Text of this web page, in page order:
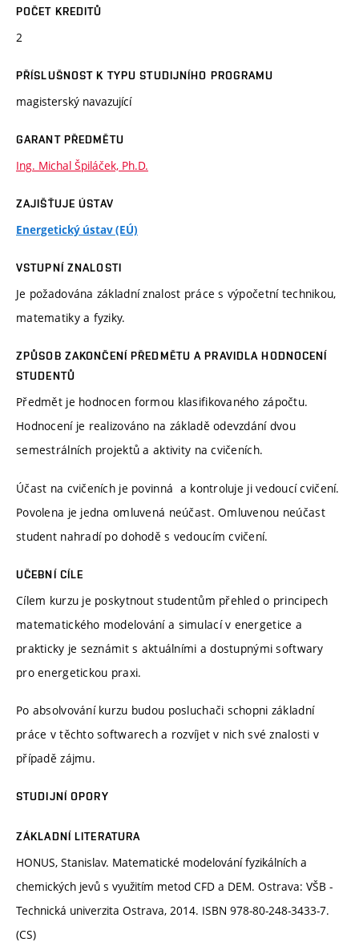
POČET KREDITŮ
2
PŘÍSLUŠNOST K TYPU STUDIJNÍHO PROGRAMU
magisterský navazující
GARANT PŘEDMĚTU
Ing. Michal Špiláček, Ph.D.
ZAJIŠŤUJE ÚSTAV
Energetický ústav (EÚ)
VSTUPNÍ ZNALOSTI
Je požadována základní znalost práce s výpočetní technikou,
matematiky a fyziky.
ZPŮSOB ZAKONČENÍ PŘEDMĚTU A PRAVIDLA HODNOCENÍ
STUDENTŮ
Předmět je hodnocen formou klasifikovaného zápočtu.
Hodnocení je realizováno na základě odevzdání dvou
semestrálních projektů a aktivity na cvičeních.
Účast na cvičeních je povinná a kontroluje ji vedoucí cvičení.
Povolena je jedna omluvená neúčast. Omluvenou neúčast
student nahradí po dohodě s vedoucím cvičení.
UČEBNÍ CÍLE
Cílem kurzu je poskytnout studentům přehled o principech
matematického modelování a simulací v energetice a
prakticky je seznámit s aktuálními a dostupnými softwary
pro energetickou praxi.
Po absolvování kurzu budou posluchači schopni základní
práce v těchto softwarech a rozvíjet v nich své znalosti v
případě zájmu.
STUDIJNÍ OPORY
ZÁKLADNÍ LITERATURA
HONUS, Stanislav. Matematické modelování fyzikálních a
chemických jevů s využitím metod CFD a DEM. Ostrava: VŠB -
Technická univerzita Ostrava, 2014. ISBN 978-80-248-3433-7.
(CS)